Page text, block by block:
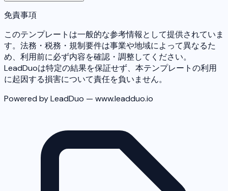
免責事項
このテンプレートは一般的な参考情報として提供されていま
す。法務・税務・規制要件は事業や地域によって異なるた
め、利用前に必ず内容を確認・調整してください。
LeadDuoは特定の結果を保証せず、本テンプレートの利用
に起因する損害について責任を負いません。
Powered by LeadDuo — www.leadduo.io